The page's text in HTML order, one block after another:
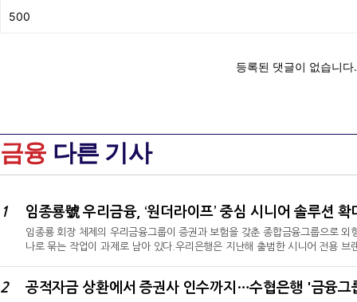
금융 다른 기사
1
임종룡 회장 체제의 우리금융그룹이 증권과 보험을 갖춘 종합금융그룹으로
나로 묶는 작업이 과제로 남아 있다.우리은행은 지난해 출범한 시니어 전용 브
은행의 고객 기반과 보험사의 건강·간병 역량, 증권사의 자산운용 기능을 하나
2